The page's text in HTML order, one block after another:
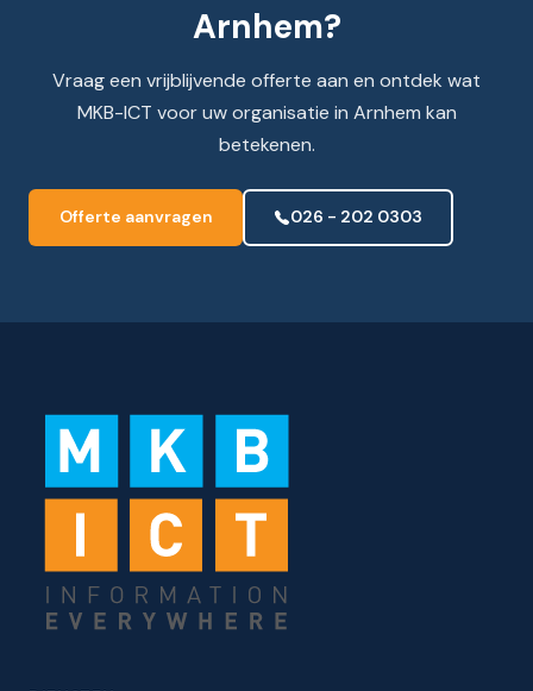
Arnhem?
Vraag een vrijblijvende offerte aan en ontdek wat
MKB-ICT voor uw organisatie in Arnhem kan
betekenen.
Offerte aanvragen 026 - 202 0303